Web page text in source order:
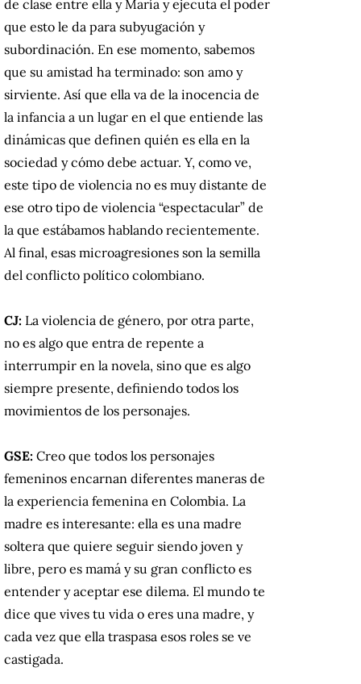
de clase entre ella y María y ejecuta el poder
que esto le da para subyugación y
subordinación. En ese momento, sabemos
que su amistad ha terminado: son amo y
sirviente. Así que ella va de la inocencia de
la infancia a un lugar en el que entiende las
dinámicas que definen quién es ella en la
sociedad y cómo debe actuar. Y, como ve,
este tipo de violencia no es muy distante de
ese otro tipo de violencia “espectacular” de
la que estábamos hablando recientemente.
Al final, esas microagresiones son la semilla
del conflicto político colombiano.
CJ: La violencia de género, por otra parte,
no es algo que entra de repente a
interrumpir en la novela, sino que es algo
siempre presente, definiendo todos los
movimientos de los personajes.
GSE: Creo que todos los personajes
femeninos encarnan diferentes maneras de
la experiencia femenina en Colombia. La
madre es interesante: ella es una madre
soltera que quiere seguir siendo joven y
libre, pero es mamá y su gran conflicto es
entender y aceptar ese dilema. El mundo te
dice que vives tu vida o eres una madre, y
cada vez que ella traspasa esos roles se ve
castigada.